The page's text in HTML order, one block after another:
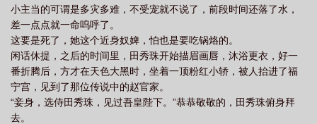
小主当的可谓是多灾多难，不受宠就不说了，前段时间还落了水，
差一点点就一命呜呼了。
这要是死了，她这个近身奴婢，怕也是要吃锅烙的。
闲话休提，之后的时间里，田秀珠开始描眉画唇，沐浴更衣，好一
番折腾后，方才在天色大黑时，坐着一顶粉红小轿，被人抬进了福
宁宫，见到了那位传说中的赵官家。
“妾身，选侍田秀珠，见过吾皇陛下。”恭恭敬敬的，田秀珠俯身拜
去。